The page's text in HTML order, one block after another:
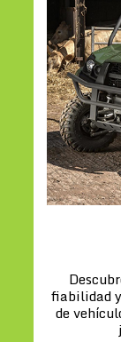
fiabilidad
de